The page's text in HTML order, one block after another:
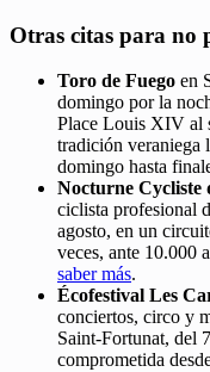
Otras citas para no
Toro de Fuego en
domingo por la
Place Louis XIV al
tradición veraniega
domingo hasta
Nocturne Cycliste
ciclista profesional
agosto, en un
veces, ante 10.000
saber más.
Écofestival Les
conciertos, circo y
Saint-Fortunat, del
comprometida